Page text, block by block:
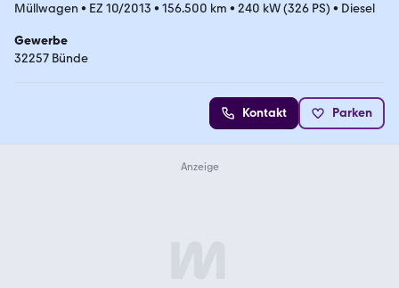
Müllwagen • EZ 10/2013 • 156.500 km • 240 kW (326 PS) • Diesel
Gewerbe
32257 Bünde
Kontakt Parken